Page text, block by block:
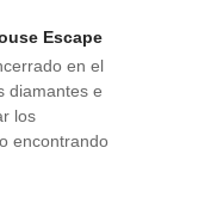
Escape
en el
diamantes e
los
encontrando